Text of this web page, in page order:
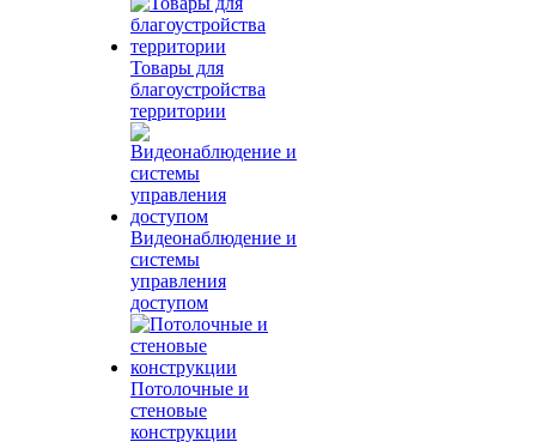
Товары для
благоустройства
территории
Видеонаблюдение и
системы
управления
доступом
Потолочные и
стеновые
конструкции